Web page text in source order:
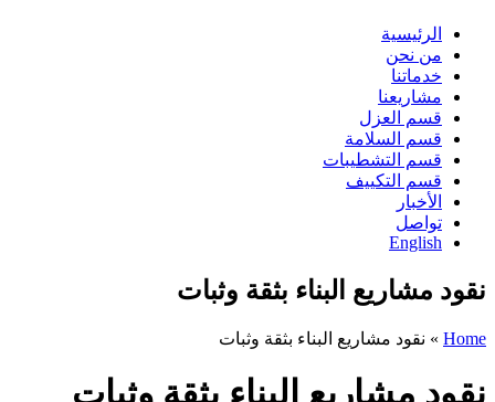
الرئيسية
من نحن
خدماتنا
مشاريعنا
قسم العزل
قسم السلامة
قسم التشطيبات
قسم التكييف
الأخبار
تواصل
English
نقود مشاريع البناء بثقة وثبات
Home
»نقود مشاريع البناء بثقة وثبات
نقود مشاريع البناء بثقة وثبات